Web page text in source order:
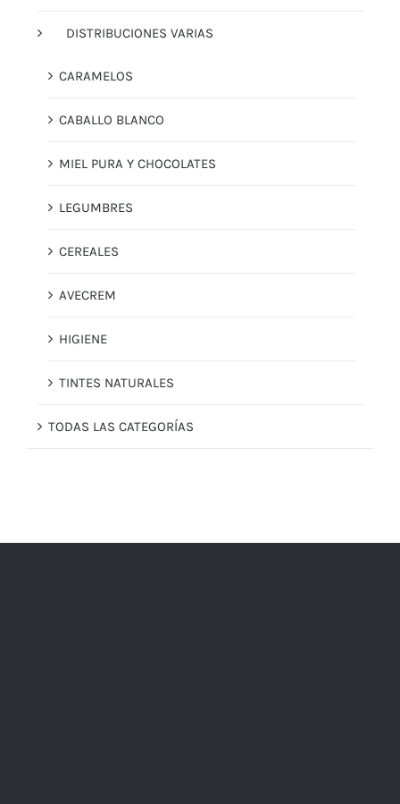
DISTRIBUCIONES VARIAS
CARAMELOS
CABALLO BLANCO
MIEL PURA Y CHOCOLATES
LEGUMBRES
CEREALES
AVECREM
HIGIENE
TINTES NATURALES
TODAS LAS CATEGORÍAS